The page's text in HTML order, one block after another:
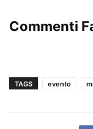
Commenti
TAGS evento